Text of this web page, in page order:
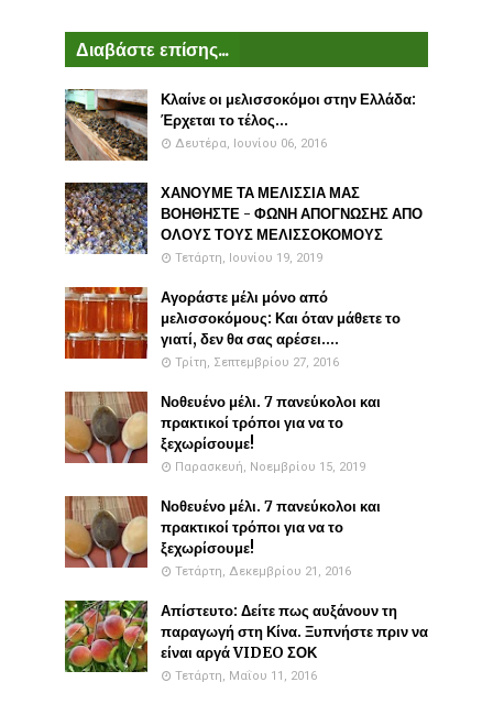
Διαβάστε επίσης...
Κλαίνε οι μελισσοκόμοι στην Ελλάδα:
Έρχεται το τέλος...
Δευτέρα, Ιουνίου 06, 2016
ΧΑΝΟΥΜΕ ΤΑ ΜΕΛΙΣΣΙΑ ΜΑΣ
ΒΟΗΘΗΣΤΕ - ΦΩΝΗ ΑΠΟΓΝΩΣΗΣ ΑΠΟ
ΟΛΟΥΣ ΤΟΥΣ ΜΕΛΙΣΣΟΚΟΜΟΥΣ
Τετάρτη, Ιουνίου 19, 2019
Αγοράστε μέλι μόνο από
μελισσοκόμους: Και όταν μάθετε το
γιατί, δεν θα σας αρέσει....
Τρίτη, Σεπτεμβρίου 27, 2016
Νοθευένο μέλι. 7 πανεύκολοι και
πρακτικοί τρόποι για να το
ξεχωρίσουμε!
Παρασκευή, Νοεμβρίου 15, 2019
Νοθευένο μέλι. 7 πανεύκολοι και
πρακτικοί τρόποι για να το
ξεχωρίσουμε!
Τετάρτη, Δεκεμβρίου 21, 2016
Απίστευτο: Δείτε πως αυξάνουν τη
παραγωγή στη Κίνα. Ξυπνήστε πριν να
είναι αργά VIDEO ΣΟΚ
Τετάρτη, Μαΐου 11, 2016